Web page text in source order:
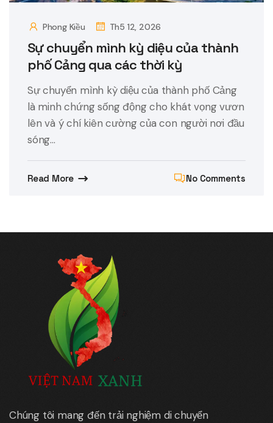
Phong Kiều Th5 12, 2026
Sự chuyển mình kỳ diệu của thành
phố Cảng qua các thời kỳ
Sự chuyển mình kỳ diệu của thành phố Cảng
là minh chứng sống động cho khát vọng vươn
lên và ý chí kiên cường của con người nơi đầu
sóng...
Read More No Comments
Chúng tôi mang đến trải nghiệm di chuyển